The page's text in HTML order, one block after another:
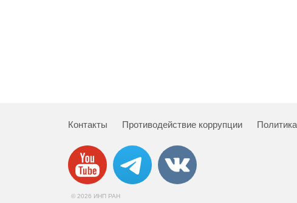
Контакты Противодействие коррупции
© 2026 ИНП РАН